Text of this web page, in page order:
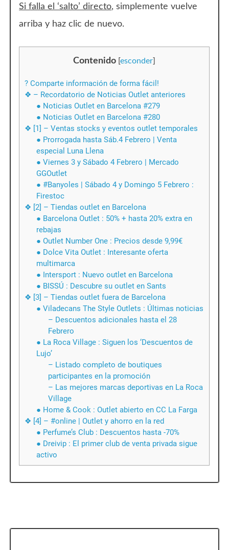
Si falla el ‘salto’ directo, simplemente vuelve
arriba y haz clic de nuevo.
Contenido [esconder]
? Comparte información de forma fácil!
❖ – Recordatorio de Noticias Outlet anteriores
● Noticias Outlet en Barcelona #279
● Noticias Outlet en Barcelona #280
❖ [1] – Ventas stocks y eventos outlet temporales
● Prorrogada hasta Sáb.4 Febrero | Venta
especial Luna Llena
● Viernes 3 y Sábado 4 Febrero | Mercado
GGOutlet
● #Banyoles | Sábado 4 y Domingo 5 Febrero :
Firestoc
❖ [2] – Tiendas outlet en Barcelona
● Barcelona Outlet : 50% + hasta 20% extra en
rebajas
● Outlet Number One : Precios desde 9,99€
● Dolce Vita Outlet : Interesante oferta
multimarca
● Intersport : Nuevo outlet en Barcelona
● BISSÚ : Descubre su outlet en Sants
❖ [3] – Tiendas outlet fuera de Barcelona
● Viladecans The Style Outlets : Últimas noticias
– Descuentos adicionales hasta el 28
Febrero
● La Roca Village : Siguen los ‘Descuentos de
Lujo’
– Listado completo de boutiques
participantes en la promoción
– Las mejores marcas deportivas en La Roca
Village
● Home & Cook : Outlet abierto en CC La Farga
❖ [4] – #online | Outlet y ahorro en la red
● Perfume’s Club : Descuentos hasta -70%
● Dreivip : El primer club de venta privada sigue
activo